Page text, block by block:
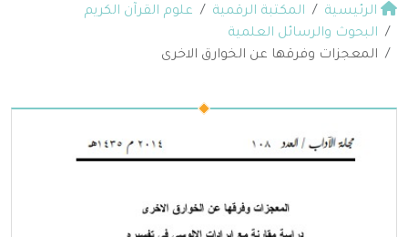
الرئيسية المكتبة الرقمية
علوم القرآن الكريم
البحوث والرسائل العلمية
المعجزات وفرقها عن الخوارق الاخرى